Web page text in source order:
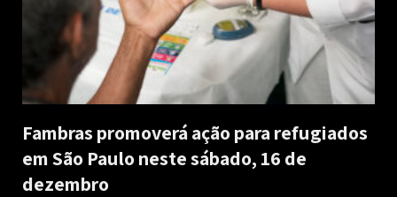
Fambras promoverá ação para refugiados
em São Paulo neste sábado, 16 de
dezembro